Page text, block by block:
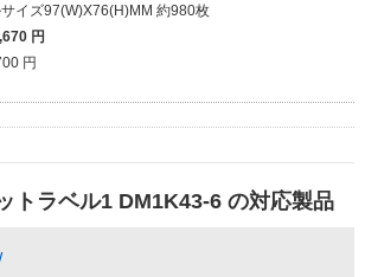
イズ97(W)X76(H)MM 約980枚
円
円
トラベル1 DM1K43-6 の対応製品